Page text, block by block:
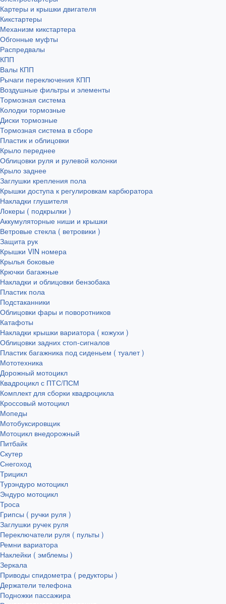
Картеры и крышки двигателя
Кикстартеры
Механизм кикстартера
Обгонные муфты
Распредвалы
КПП
Валы КПП
Рычаги переключения КПП
Воздушные фильтры и элементы
Тормозная система
Колодки тормозные
Диски тормозные
Тормозная система в сборе
Пластик и облицовки
Крыло переднее
Облицовки руля и рулевой колонки
Крыло заднее
Заглушки крепления пола
Крышки доступа к регулировкам карбюратора
Накладки глушителя
Локеры ( подкрылки )
Аккумуляторные ниши и крышки
Ветровые стекла ( ветровики )
Защита рук
Крышки VIN номера
Крылья боковые
Крючки багажные
Накладки и облицовки бензобака
Пластик пола
Подстаканники
Облицовки фары и поворотников
Катафоты
Накладки крышки вариатора ( кожухи )
Облицовки задних стоп-сигналов
Пластик багажника под сиденьем ( туалет )
Мототехника
Дорожный мотоцикл
Квадроцикл с ПТС/ПСМ
Комплект для сборки квадроцикла
Кроссовый мотоцикл
Мопеды
Мотобуксировщик
Мотоцикл внедорожный
Питбайк
Скутер
Снегоход
Трицикл
Турэндуро мотоцикл
Эндуро мотоцикл
Троса
Грипсы ( ручки руля )
Заглушки ручек руля
Переключатели руля ( пульты )
Ремни вариатора
Наклейки ( эмблемы )
Зеркала
Приводы спидометра ( редукторы )
Держатели телефона
Подножки пассажира